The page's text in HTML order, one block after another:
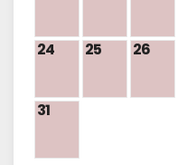
24 25 26
31